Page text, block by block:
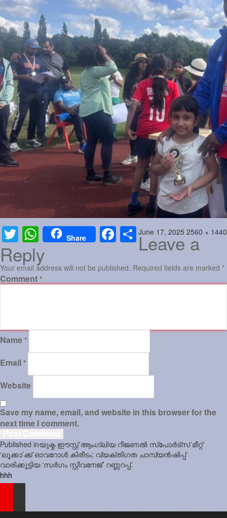
Sports
Jwala
Classifieds
Law
Gallery
Twitter WhatsAppShare Facebook
Share
Posted
on
June 17, 2025 Full
size
2560 × 1440
Leave a
Reply
Your email address will not be published. Required fields are marked *
Comment *
Name *
Email *
Website
Save my name, email, and website in this browser for the
next time I comment.
Post
navigation
Published inയുക്മ ഈസ്റ്റ് ആംഗ്ലിയ റീജണൽ സ്പോർട്സ് മീറ്റ്
‘ലൂക്കാ’ക്ക് ഓവറോൾ കിരീടം; വ്യക്തിഗത ചാമ്പ്യൻഷിപ്പ്
വാരിക്കൂട്ടിയ ‘സർഗം സ്റ്റീവനേജ്’ റണ്ണറപ്പ്.
hhh